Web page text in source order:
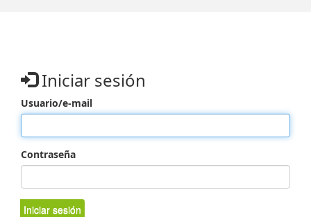
Iniciar sesión
Usuario/e-mail
Contraseña
Iniciar sesión